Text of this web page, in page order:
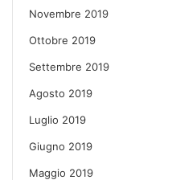
Novembre 2019
Ottobre 2019
Settembre 2019
Agosto 2019
Luglio 2019
Giugno 2019
Maggio 2019